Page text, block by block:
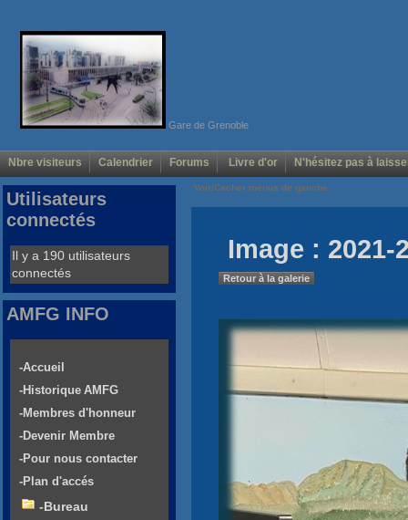
Gare de Grenoble
Nbre visiteurs Calendrier Forums Livre d'or N'hésitez pas à
Voir/Cacher menus de gauche
Image : 2021-
Retour à la galerie
Utilisateurs
connectés
Il y a 190 utilisateurs
connectés
AMFG INFO
-Accueil
-Historique AMFG
-Membres d'honneur
-Devenir Membre
-Pour nous contacter
-Plan d'accés
-Bureau